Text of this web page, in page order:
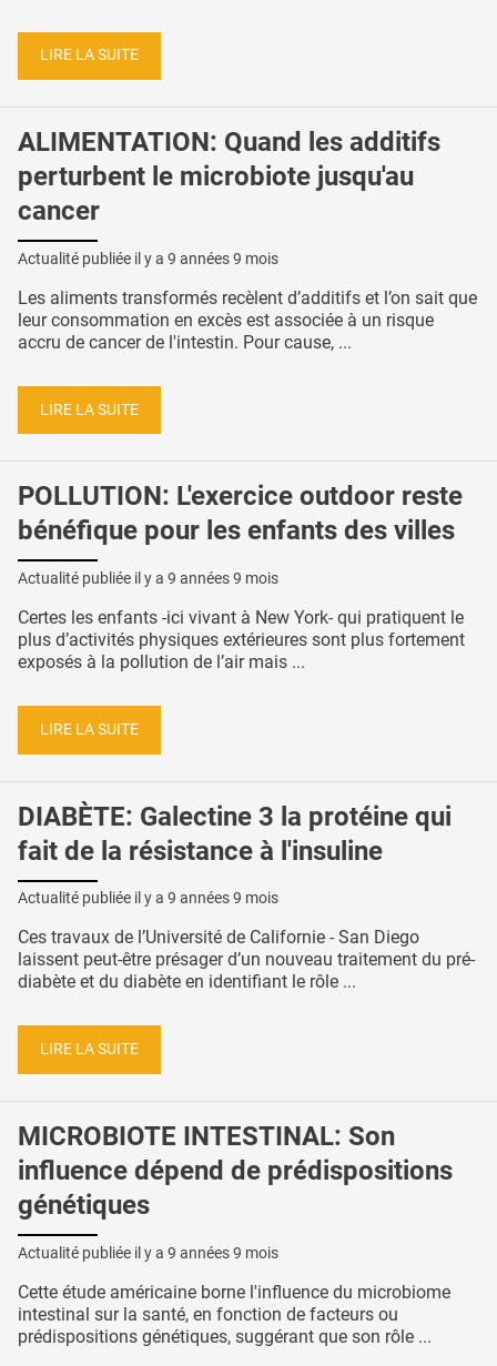
LIRE LA SUITE
ALIMENTATION: Quand les additifs
perturbent le microbiote jusqu'au
cancer
Actualité publiée il y a 9 années 9 mois
Les aliments transformés recèlent d’additifs et l’on sait que
leur consommation en excès est associée à un risque
accru de cancer de l'intestin. Pour cause, ...
LIRE LA SUITE
POLLUTION: L'exercice outdoor reste
bénéfique pour les enfants des villes
Actualité publiée il y a 9 années 9 mois
Certes les enfants -ici vivant à New York- qui pratiquent le
plus d’activités physiques extérieures sont plus fortement
exposés à la pollution de l’air mais ...
LIRE LA SUITE
DIABÈTE: Galectine 3 la protéine qui
fait de la résistance à l'insuline
Actualité publiée il y a 9 années 9 mois
Ces travaux de l’Université de Californie - San Diego
laissent peut-être présager d’un nouveau traitement du pré-
diabète et du diabète en identifiant le rôle ...
LIRE LA SUITE
MICROBIOTE INTESTINAL: Son
influence dépend de prédispositions
génétiques
Actualité publiée il y a 9 années 9 mois
Cette étude américaine borne l'influence du microbiome
intestinal sur la santé, en fonction de facteurs ou
prédispositions génétiques, suggérant que son rôle ...